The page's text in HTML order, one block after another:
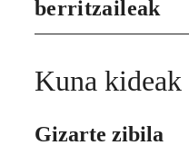
berritzaileak
Kuna kideak
Gizarte zibila